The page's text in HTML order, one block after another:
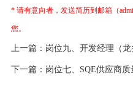
* 请有意向者，发送简历到邮箱（
您。
上一篇： 岗位九、开发经理（龙
下一篇： 岗位七、SQE供应商质